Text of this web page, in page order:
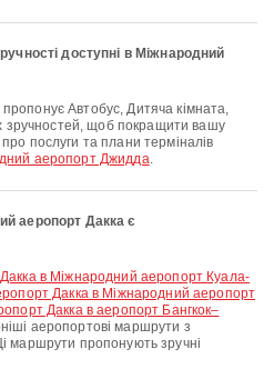
доступні в Міжнародний
зручностей, щоб покращити вашу
послуги та плани терміналів
аеропорт Джидда.
аеропорт Дакка є
Дакка в Міжнародний аеропорт
Дакка в аеропорт Бангкок–
аеропортові маршрути з
маршрути пропонують зручні